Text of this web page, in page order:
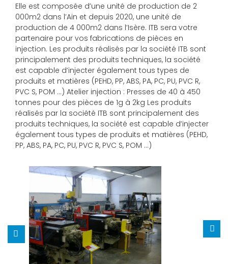
Elle est composée d’une unité de production de 2
000m2 dans l’Ain et depuis 2020, une unité de
production de 4 000m2 dans l’Isère. ITB sera votre
partenaire pour vos fabrications de pièces en
injection. Les produits réalisés par la société ITB sont
principalement des produits techniques, la société
est capable d’injecter également tous types de
produits et matières (PEHD, PP, ABS, PA, PC, PU, PVC R,
PVC S, POM …) Atelier injection : Presses de 40 à 450
tonnes pour des pièces de 1g à 2kg Les produits
réalisés par la société ITB sont principalement des
produits techniques, la société est capable d’injecter
également tous types de produits et matières (PEHD,
PP, ABS, PA, PC, PU, PVC R, PVC S, POM …)